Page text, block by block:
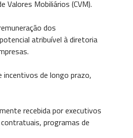
Valores Mobiliários (CVM).
dos
atribuível à diretoria
incentivos de longo prazo,
recebida por executivos
programas de